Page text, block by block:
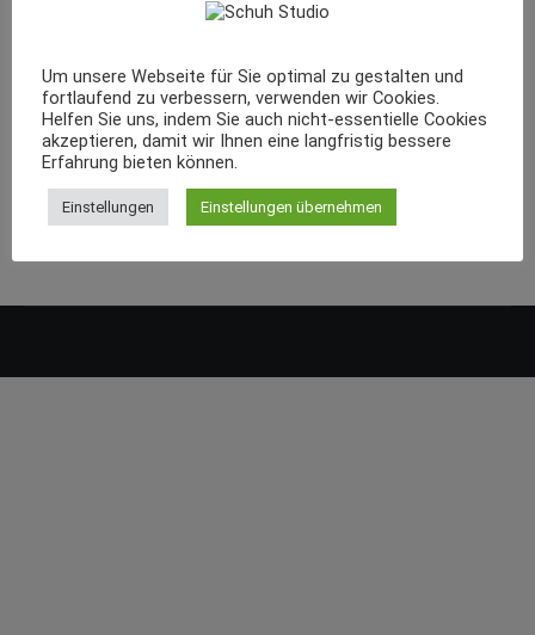
Um unsere Webseite für Sie optimal zu gestalten und
fortlaufend zu verbessern, verwenden wir Cookies.
Helfen Sie uns, indem Sie auch nicht-essentielle Cookies
akzeptieren, damit wir Ihnen eine langfristig bessere
Erfahrung bieten können.
Einstellungen Einstellungen übernehmen